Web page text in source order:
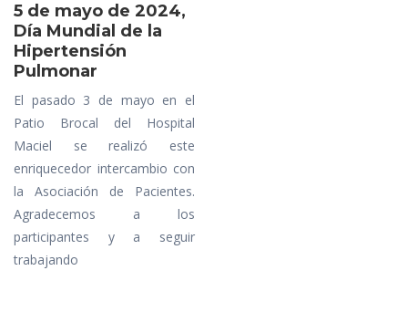
5 de mayo de 2024,
Día Mundial de la
Hipertensión
Pulmonar
El pasado 3 de mayo en el
Patio Brocal del Hospital
Maciel se realizó este
enriquecedor intercambio con
la Asociación de Pacientes.
Agradecemos a los
participantes y a seguir
trabajando